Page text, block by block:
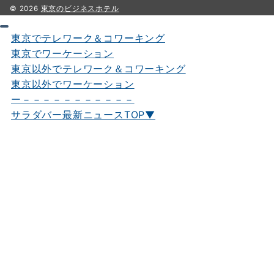
© 2026 東京のビジネスホテル
東京でテレワーク＆コワーキング
東京でワーケーション
東京以外でテレワーク＆コワーキング
東京以外でワーケーション
ー－－－－－－－－－－－
サラダバー最新ニュースTOP▼